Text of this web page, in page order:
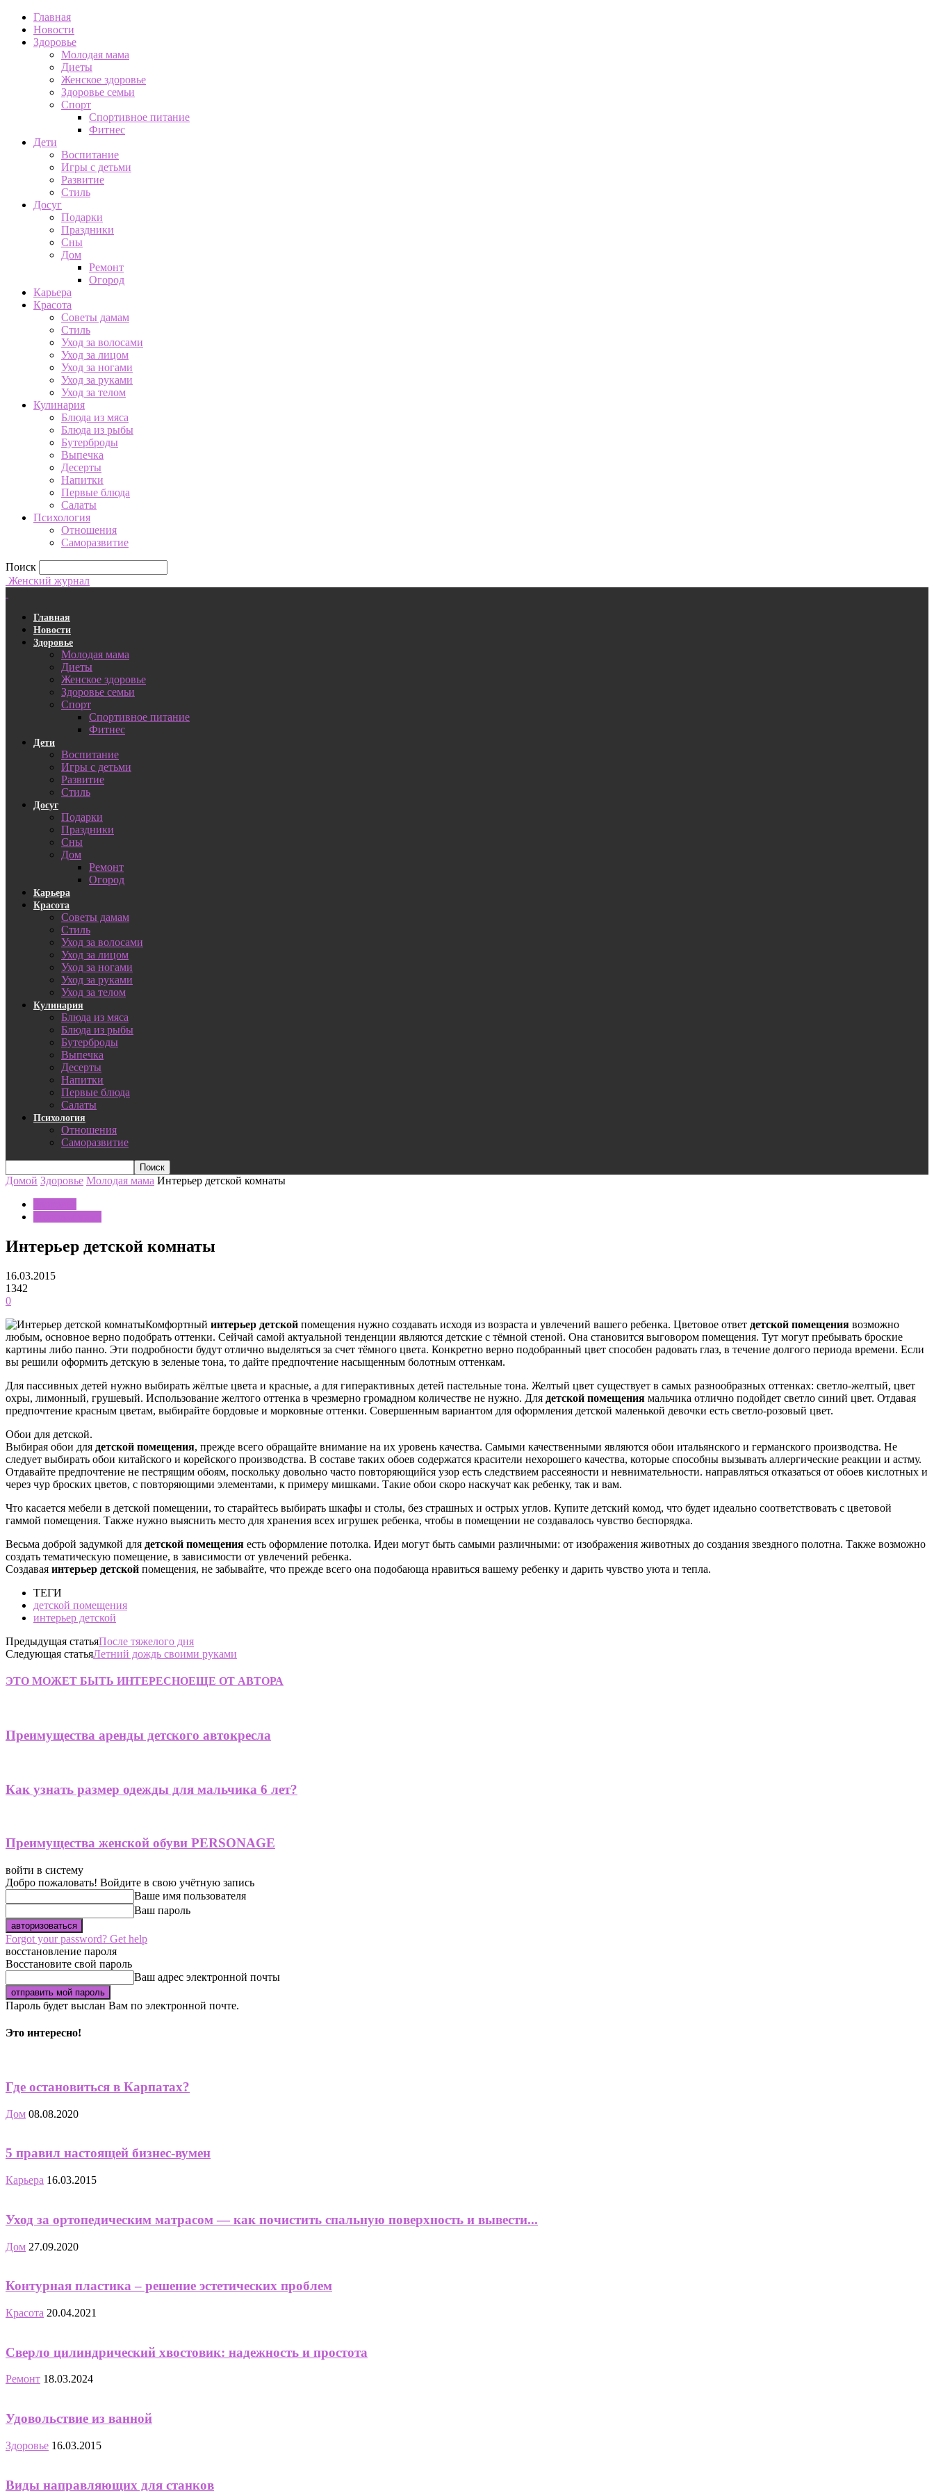
Главная
Новости
Здоровье
Молодая мама
Диеты
Женское здоровье
Здоровье семьи
Спорт
Спортивное питание
Фитнес
Дети
Воспитание
Игры с детьми
Развитие
Стиль
Досуг
Подарки
Праздники
Сны
Дом
Ремонт
Огород
Карьера
Красота
Советы дамам
Стиль
Уход за волосами
Уход за лицом
Уход за ногами
Уход за руками
Уход за телом
Кулинария
Блюда из мяса
Блюда из рыбы
Бутерброды
Выпечка
Десерты
Напитки
Первые блюда
Салаты
Психология
Отношения
Саморазвитие
Поиск
Женский журнал
Главная
Новости
Здоровье
Молодая мама
Диеты
Женское здоровье
Здоровье семьи
Спорт
Спортивное питание
Фитнес
Дети
Воспитание
Игры с детьми
Развитие
Стиль
Досуг
Подарки
Праздники
Сны
Дом
Ремонт
Огород
Карьера
Красота
Советы дамам
Стиль
Уход за волосами
Уход за лицом
Уход за ногами
Уход за руками
Уход за телом
Кулинария
Блюда из мяса
Блюда из рыбы
Бутерброды
Выпечка
Десерты
Напитки
Первые блюда
Салаты
Психология
Отношения
Саморазвитие
Домой Здоровье Молодая мама Интерьер детской комнаты
Интерьер детской комнаты
16.03.2015
1342
0
Комфортный интерьер детской помещения нужно создавать исходя из возраста и увлечений вашего ребенка. Цветовое ответ детской помещения возможно
любым, основное верно подобрать оттенки. Сейчай самой актуальной тенденции являются детские с тёмной стеной. Она становится выговором помещения. Тут могут пребывать броские
картины либо панно. Эти подробности будут отлично выделяться за счет тёмного цвета. Конкретно верно подобранный цвет способен радовать глаз, в течение долгого периода времени. Если
вы решили оформить детскую в зеленые тона, то дайте предпочтение насыщенным болотным оттенкам.
Для пассивных детей нужно выбирать жёлтые цвета и красные, а для гиперактивных детей пастельные тона. Желтый цвет существует в самых разнообразных оттенках: светло-желтый, цвет
охры, лимонный, грушевый. Использование желтого оттенка в чрезмерно громадном количестве не нужно. Для детской помещения мальчика отлично подойдет светло синий цвет. Отдавая
предпочтение красным цветам, выбирайте бордовые и морковные оттенки. Совершенным вариантом для оформления детской маленькой девочки есть светло-розовый цвет.
Обои для детской.
Выбирая обои для детской помещения, прежде всего обращайте внимание на их уровень качества. Самыми качественными являются обои итальянского и германского производства. Не
следует выбирать обои китайского и корейского производства. В составе таких обоев содержатся красители нехорошего качества, которые способны вызывать аллергические реакции и астму.
Отдавайте предпочтение не пестрящим обоям, поскольку довольно часто повторяющийся узор есть следствием рассеяности и невнимательности. направляться отказаться от обоев кислотных и
через чур броских цветов, с повторяющими элементами, к примеру мишками. Такие обои скоро наскучат как ребенку, так и вам.
Что касается мебели в детской помещении, то старайтесь выбирать шкафы и столы, без страшных и острых углов. Купите детский комод, что будет идеально соответствовать с цветовой
гаммой помещения. Также нужно выяснить место для хранения всех игрушек ребенка, чтобы в помещении не создавалось чувство беспорядка.
Весьма доброй задумкой для детской помещения есть оформление потолка. Идеи могут быть самыми различными: от изображения животных до создания звездного полотна. Также возможно
создать тематическую помещение, в зависимости от увлечений ребенка.
Создавая интерьер детской помещения, не забывайте, что прежде всего она подобающа нравиться вашему ребенку и дарить чувство уюта и тепла.
ТЕГИ
детской помещения
интерьер детской
Предыдущая статьяПосле тяжелого дня
Следующая статьяЛетний дождь своими руками
ЭТО МОЖЕТ БЫТЬ ИНТЕРЕСНОЕЩЕ ОТ АВТОРА
Преимущества аренды детского автокресла
Как узнать размер одежды для мальчика 6 лет?
Преимущества женской обуви PERSONAGE
войти в систему
Добро пожаловать! Войдите в свою учётную запись
Ваше имя пользователя
Ваш пароль
Forgot your password? Get help
восстановление пароля
Восстановите свой пароль
Ваш адрес электронной почты
Пароль будет выслан Вам по электронной почте.
Это интересно!
Где остановиться в Карпатах?
Дом 08.08.2020
5 правил настоящей бизнес-вумен
Карьера 16.03.2015
Уход за ортопедическим матрасом — как почистить спальную поверхность и вывести...
Дом 27.09.2020
Контурная пластика – решение эстетических проблем
Красота 20.04.2021
Сверло цилиндрический хвостовик: надежность и простота
Ремонт 18.03.2024
Удовольствие из ванной
Здоровье 16.03.2015
Виды направляющих для станков